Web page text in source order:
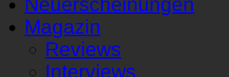
Magazin
Reviews
Interviews